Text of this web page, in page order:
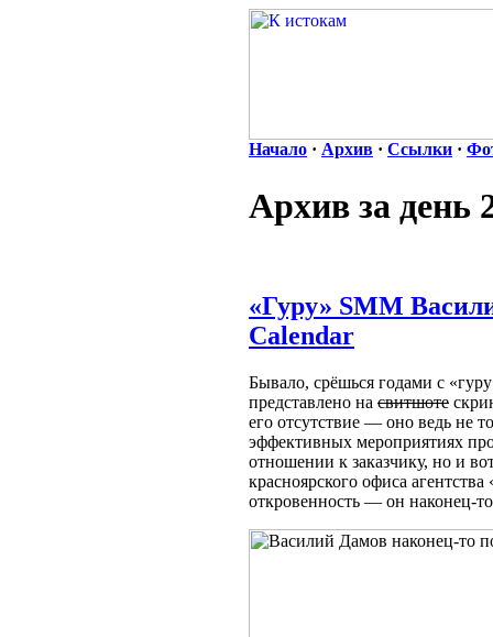
Начало · Архив · Ссылки ·
Архив за день
«Гуру» SMM
Calendar
Бывало, срёшься годами с
представлено на свитшоте
его отсутствие — оно ведь не
эффективных мероприятиях
отношении к заказчику, но и
красноярского офиса
откровенность — он наконец-